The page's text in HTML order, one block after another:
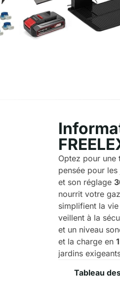
Optez pour une
pensée pour les
et son réglage
nourrit votre
simplifient la
veillent à la
et un niveau
et la charge en
jardins
Tableau